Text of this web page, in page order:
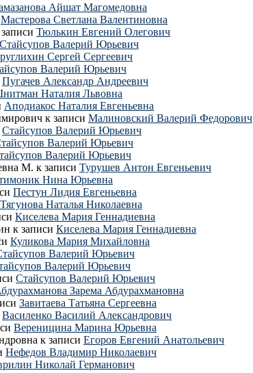
Айшат Магомедовна
Мастерова Светлана Валентиновна
Тюлькин Евгений Олегович
Стайсупов Валерий Юрьевич
Сергей Сергеевич
Валерий Юрьевич
Пугачев Александр Андреевич
Наталия Львовна
Аподиакос Наталия Евгеньевна
к записи Малиновский Валерий Федорович
Стайсупов Валерий Юрьевич
Валерий Юрьевич
Валерий Юрьевич
М. к записи Турушев Антон Евгеньевич
Нина Юрьевна
Пестун Лидия Евгеньевна
Тягунова Наталья Николаевна
Киселева Мария Геннадиевна
к записи Киселева Мария Геннадиевна
Куликова Мария Михайловна
Валерий Юрьевич
Валерий Юрьевич
Стайсупов Валерий Юрьевич
Зарема Абдурахмановна
Завитаева Татьяна Сергеевна
Василенко Василий Александрович
Вереницина Марина Юрьевна
к записи Егоров Евгений Анатольевич
Нефедов Владимир Николаевич
Николай Германович